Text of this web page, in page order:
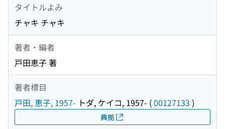
タイトルよみ
チャキ チャキ
著者・編者
戸田恵子 著
著者標目
戸田, 恵子, 1957- トダ, ケイコ, 1957- (00127133 )
典拠